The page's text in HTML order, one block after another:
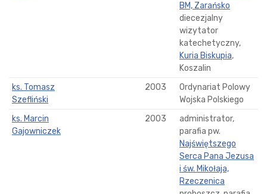
BM, Zarańsko
diecezjalny
wizytator
katechetyczny,
Kuria Biskupia,
Koszalin
ks. Tomasz
Szefliński
2003
Ordynariat Polowy
Wojska Polskiego
ks. Marcin
Gajowniczek
2003
administrator,
parafia pw.
Najświętszego
Serca Pana Jezusa
i św. Mikołaja,
Rzeczenica